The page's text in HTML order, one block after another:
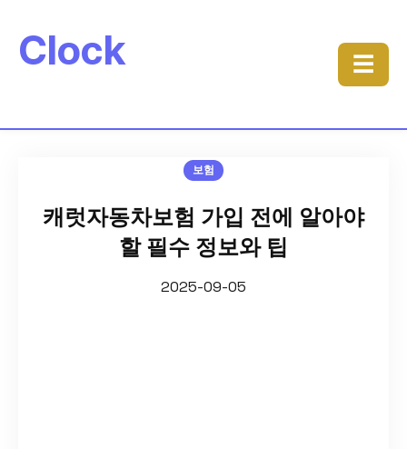
Clock ☰
보험
캐럿자동차보험 가입 전에 알아야
할 필수 정보와 팁
2025-09-05